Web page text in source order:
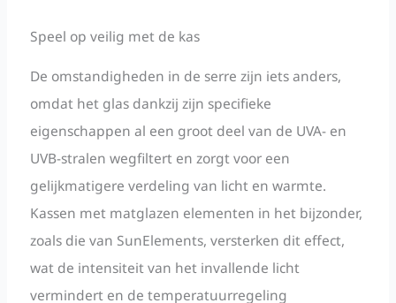
Speel op veilig met de kas
De omstandigheden in de serre zijn iets anders,
omdat het glas dankzij zijn specifieke
eigenschappen al een groot deel van de UVA- en
UVB-stralen wegfiltert en zorgt voor een
gelijkmatigere verdeling van licht en warmte.
Kassen met matglazen elementen in het bijzonder,
zoals die van SunElements, versterken dit effect,
wat de intensiteit van het invallende licht
vermindert en de temperatuurregeling